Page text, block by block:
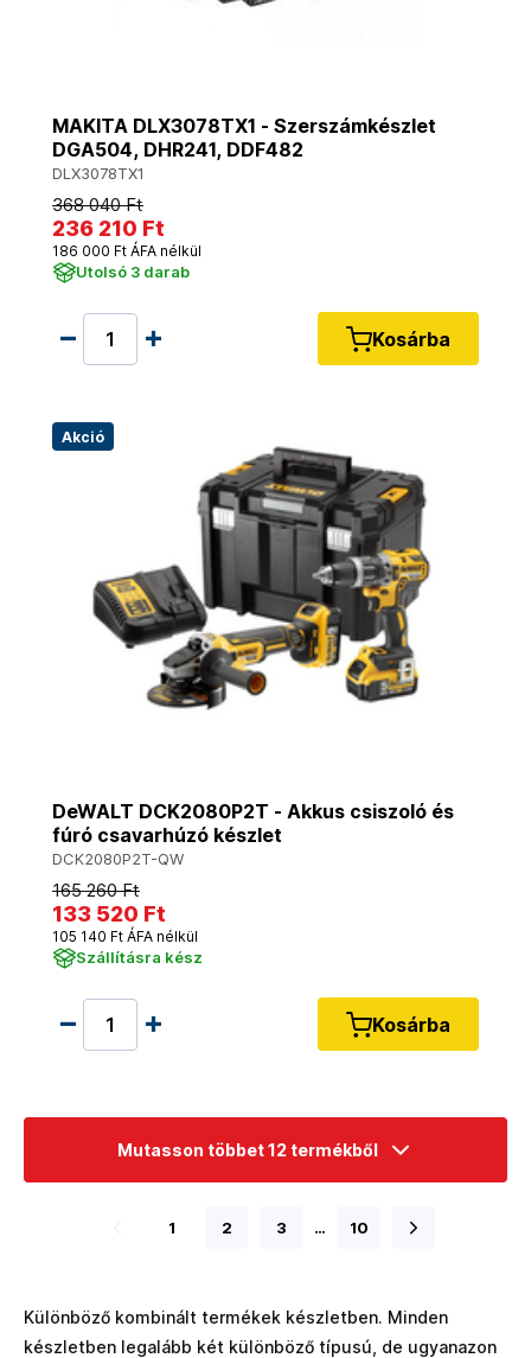
MAKITA DLX3078TX1 - Szerszámkészlet
DGA504, DHR241, DDF482
DLX3078TX1
368 040 Ft
236 210 Ft
186 000 Ft ÁFA nélkül
Utolsó 3 darab
Kosárba
Akció
DeWALT DCK2080P2T - Akkus csiszoló és
fúró csavarhúzó készlet
DCK2080P2T-QW
165 260 Ft
133 520 Ft
105 140 Ft ÁFA nélkül
Szállításra kész
Kosárba
Mutasson többet 12 termékből
1 2 3 … 10
Különböző kombinált termékek készletben. Minden
készletben legalább két különböző típusú, de ugyanazon